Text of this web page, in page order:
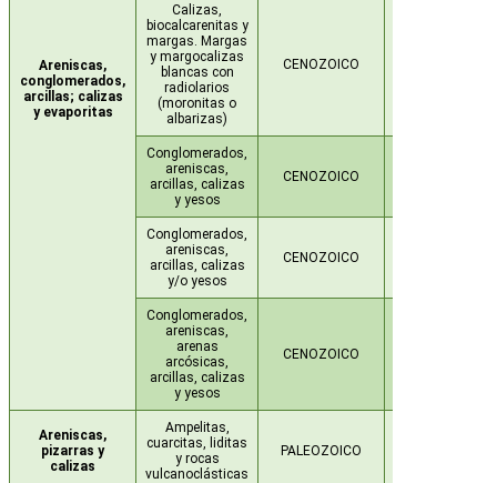
Areniscas,
conglomerados,
arcillas; calizas
y evaporitas
Calizas,
biocalcarenitas y
margas. Margas
y margocalizas
blancas con
radiolarios
(moronitas o
albarizas)
CENOZOICO
Conglomerados,
areniscas,
arcillas, calizas
y yesos
CENOZOICO
Conglomerados,
areniscas,
arcillas, calizas
y/o yesos
CENOZOICO
Conglomerados,
areniscas,
arenas
arcósicas,
arcillas, calizas
y yesos
CENOZOICO
Areniscas,
pizarras y
calizas
Ampelitas,
cuarcitas, liditas
y rocas
vulcanoclásticas
PALEOZOICO